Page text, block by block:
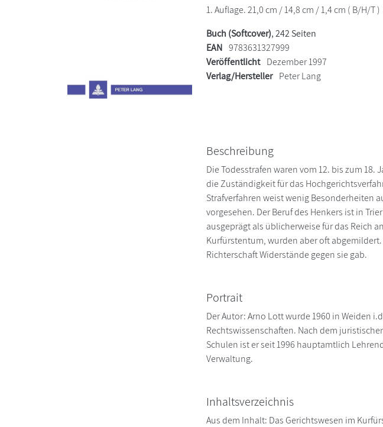
1. Auflage. 21,0 cm / 14,8 cm / 1,4 cm ( B/H/T )
Buch (Softcover), 242 Seiten
EAN 9783631327999
Veröffentlicht Dezember 1997
Verlag/Hersteller Peter Lang
Beschreibung
Die Todesstrafen waren vom 12. bis zum
die Zuständigkeit für das
Strafverfahren weist wenig Besonderheiten
vorgesehen. Der Beruf des Henkers ist in
ausgeprägt als üblicherweise für das Reich
Kurfürstentum, wurden aber oft
Richterschaft Widerstände gegen sie gab.
Portrait
Der Autor: Arno Lott wurde 1960 in Weiden
Rechtswissenschaften. Nach dem
Schulen ist er seit 1996 hauptamtlich
Verwaltung.
Inhaltsverzeichnis
Aus dem Inhalt: Das Gerichtswesen im